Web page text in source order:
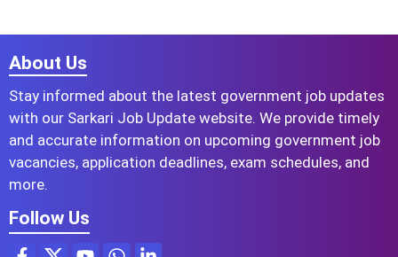
About Us
Stay informed about the latest government job updates
with our Sarkari Job Update website. We provide timely
and accurate information on upcoming government job
vacancies, application deadlines, exam schedules, and
more.
Follow Us